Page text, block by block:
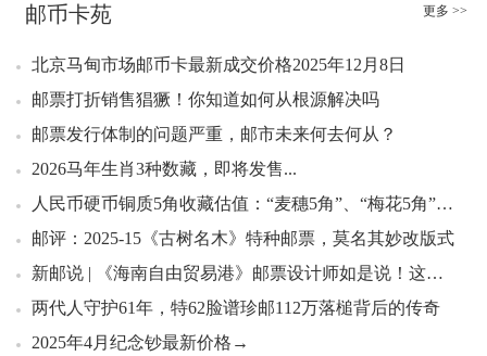
邮币卡苑 更多 >>
北京马甸市场邮币卡最新成交价格2025年12月8日
邮票打折销售猖獗！你知道如何从根源解决吗
邮票发行体制的问题严重，邮市未来何去何从？
2026马年生肖3种数藏，即将发售...
人民币硬币铜质5角收藏估值：“麦穗5角”、“梅花5角”和“荷花5角”
邮评：2025-15《古树名木》特种邮票，莫名其妙改版式
新邮说 | 《海南自由贸易港》邮票设计师如是说！这样的设计“邮”你来评说>>>
两代人守护61年，特62脸谱珍邮112万落槌背后的传奇
2025年4月纪念钞最新价格→